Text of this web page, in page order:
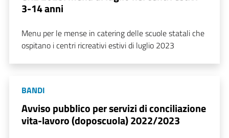
3-14 anni
Menu per le mense in catering delle scuole statali che
ospitano i centri ricreativi estivi di luglio 2023
BANDI
Avviso pubblico per servizi di conciliazione
vita-lavoro (doposcuola) 2022/2023